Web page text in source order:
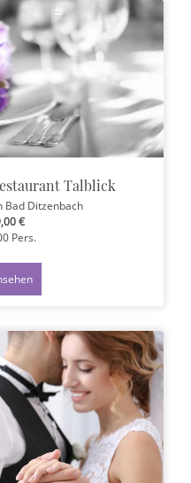
Talblick
Bad Ditzenbach
€
Pers.